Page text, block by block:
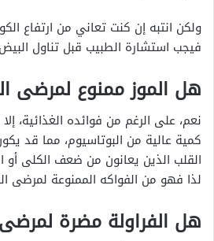
ولكن انتبه إن كنت تعاني من ارتفاع
فيجب استشارة الطبيب قبل تناول
هل الموز ممنوع لمرضى
نعم، على الرغم من فوائده الغذائية،
كمية عالية من البوتاسيوم، مما قد
القلب الذين يعانون من ضعف الكلى أو
لذا فهو من الفواكه الممنوعة لمرضى
هل الفراولة مضرة